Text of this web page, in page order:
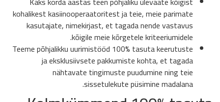
kohalikest kasiinooperaatoritest ja teie, meie parimate
kasutajate, nimekirjast, et tagada nende vastavus
kõigile meie kõrgetele kriteeriumidele.
Teeme põhjalikku uurimistööd 100% tasuta keerutuste
ja eksklusiivsete pakkumiste kohta, et tagada
nähtavate tingimuste puudumine ning teie
sissetulekute püsimine madalana.